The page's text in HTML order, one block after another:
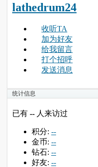
lathedrum24
收听TA
加为好友
给我留言
打个招呼
发送消息
统计信息
已有 -- 人来访过
积分: --
金币: --
钻石: --
好友: --